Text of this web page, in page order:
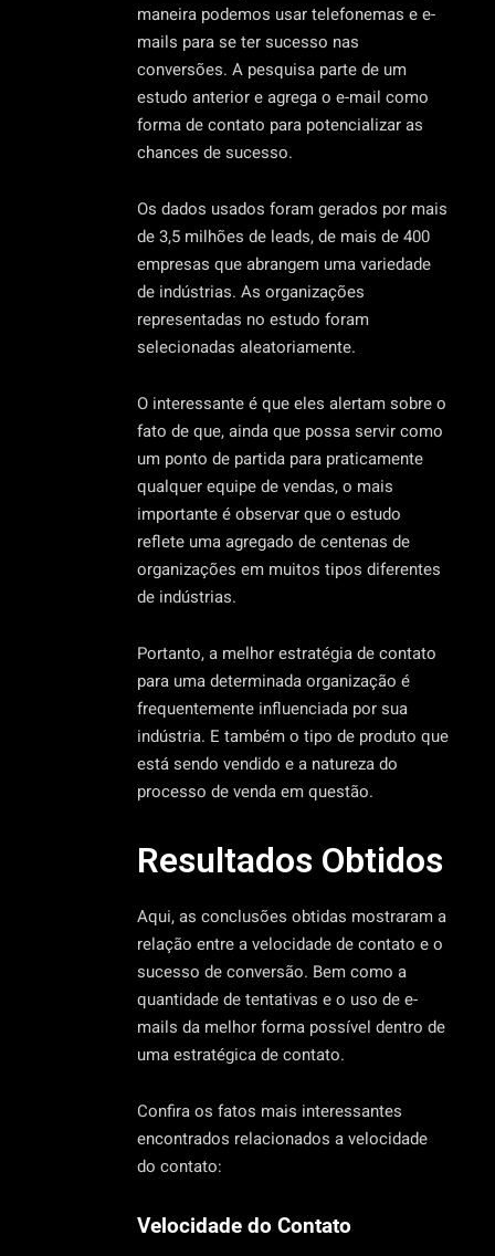
maneira podemos usar telefonemas e e-
mails para se ter sucesso nas
conversões. A pesquisa parte de um
estudo anterior e agrega o e-mail como
forma de contato para potencializar as
chances de sucesso.
Os dados usados foram gerados por mais
de 3,5 milhões de leads, de mais de 400
empresas que abrangem uma variedade
de indústrias. As organizações
representadas no estudo foram
selecionadas aleatoriamente.
O interessante é que eles alertam sobre o
fato de que, ainda que possa servir como
um ponto de partida para praticamente
qualquer equipe de vendas, o mais
importante é observar que o estudo
reflete uma agregado de centenas de
organizações em muitos tipos diferentes
de indústrias.
Portanto, a melhor estratégia de contato
para uma determinada organização é
frequentemente influenciada por sua
indústria. E também o tipo de produto que
está sendo vendido e a natureza do
processo de venda em questão.
Resultados Obtidos
Aqui, as conclusões obtidas mostraram a
relação entre a velocidade de contato e o
sucesso de conversão. Bem como a
quantidade de tentativas e o uso de e-
mails da melhor forma possível dentro de
uma estratégica de contato.
Confira os fatos mais interessantes
encontrados relacionados a velocidade
do contato:
Velocidade do Contato